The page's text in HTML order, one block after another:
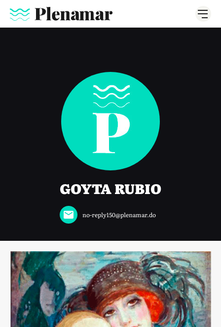
GOYTA RUBIO
no-reply150@plenamar.do